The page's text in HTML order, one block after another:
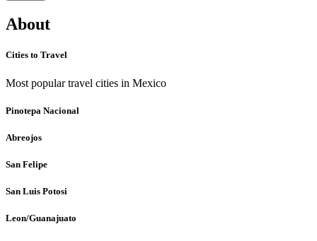
About
Cities to Travel
Most popular travel cities in Mexico
Pinotepa Nacional
Abreojos
San Felipe
San Luis Potosi
Leon/Guanajuato